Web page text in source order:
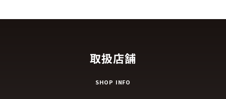
取扱店舗
SHOP INFO